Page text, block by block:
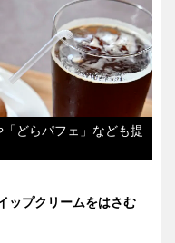
どらパフェ」なども提
ップクリームをはさむ